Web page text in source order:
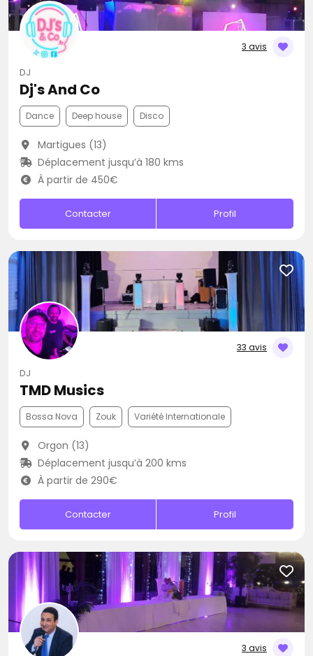
3 avis
DJ
Dj's And Co
Dance Deep house Disco
Martigues (13)
Déplacement jusqu’à 180 kms
À partir de 450€
Contacter Profil
33 avis
DJ
TMD Musics
Bossa Nova Zouk Variété Internationale
Orgon (13)
Déplacement jusqu’à 200 kms
À partir de 290€
Contacter Profil
3 avis